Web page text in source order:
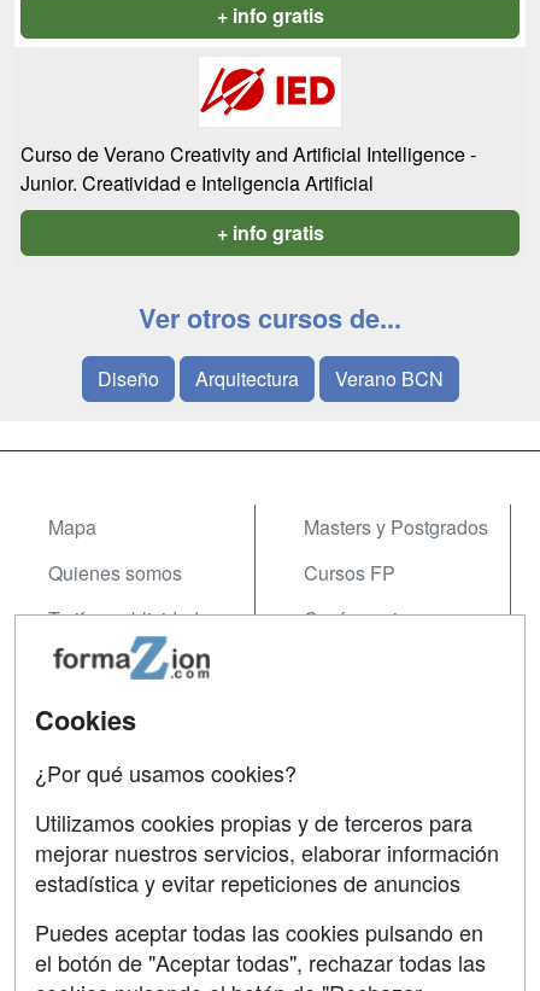
+ info gratis
Curso de Verano Creativity and Artificial Intelligence -
Junior. Creatividad e Inteligencia Artificial
+ info gratis
Ver otros cursos de...
Diseño Arquitectura Verano BCN
Mapa
Quienes somos
Tarifas publicidad
Acceso Usuarios
Acceso Centros
Masters y Postgrados
Cursos FP
Conferencias
Contactar
Confidencialidad
Aviso legal
Copyleft
Cookies
¿Por qué usamos cookies?
Utilizamos cookies propias y de terceros para
mejorar nuestros servicios, elaborar información
estadística y evitar repeticiones de anuncios
Puedes aceptar todas las cookies pulsando en
el botón de "Aceptar todas", rechazar todas las